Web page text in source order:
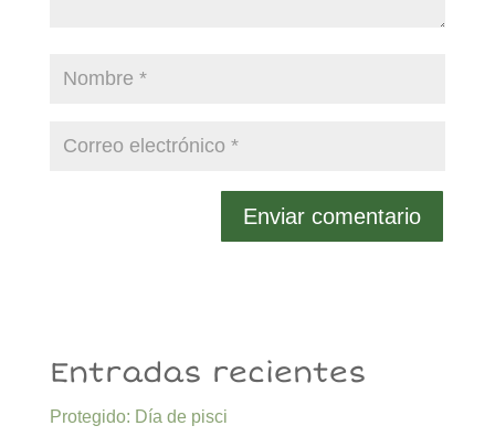
Entradas recientes
Protegido: Día de pisci